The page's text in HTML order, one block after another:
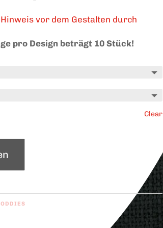
vor dem Gestalten durch
pro Design beträgt 10 Stück!
Clear